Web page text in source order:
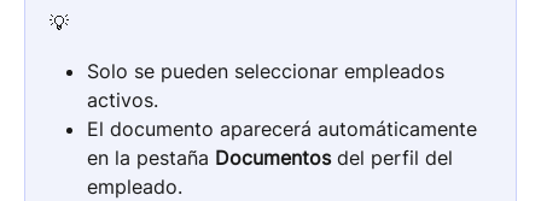
💡
Solo se pueden seleccionar empleados
activos.
El documento aparecerá automáticamente
en la pestaña Documentos del perfil del
empleado.